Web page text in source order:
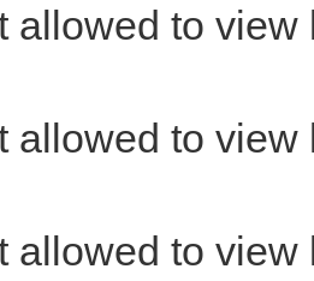
allowed to
allowed to
allowed to